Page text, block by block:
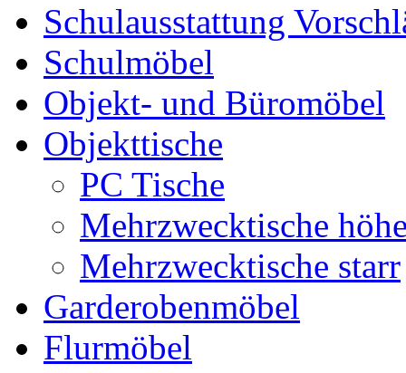
Schulausstattung
Schulmöbel
Objekt- und Büromöbel
Objekttische
PC Tische
Mehrzwecktische
Mehrzwecktische starr
Garderobenmöbel
Flurmöbel